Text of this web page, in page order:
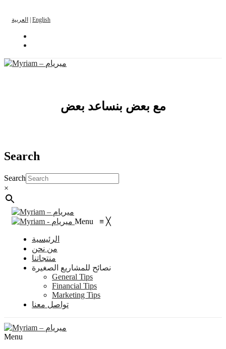
العربية English
مع بعض بنساعد بعض
Search
Search
×
Menu ≡ ╳
الرئيسية
من نحن
منتجاتنا
نصائح للمشاريع الصغيرة
General Tips
Financial Tips
Marketing Tips
تواصل معنا
Menu